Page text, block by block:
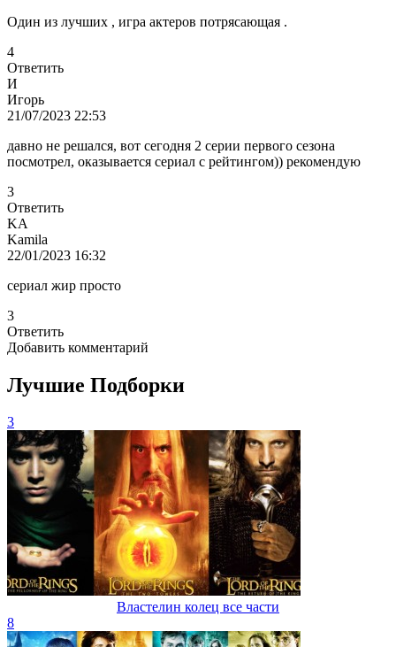
Один из лучших , игра актеров потрясающая .
4
Ответить
И
Игорь
21/07/2023 22:53
давно не решался, вот сегодня 2 серии первого сезона
посмотрел, оказывается сериал с рейтингом)) рекомендую
3
Ответить
KA
Kamila
22/01/2023 16:32
сериал жир просто
3
Ответить
Добавить комментарий
Лучшие Подборки
3
Властелин колец все части
8